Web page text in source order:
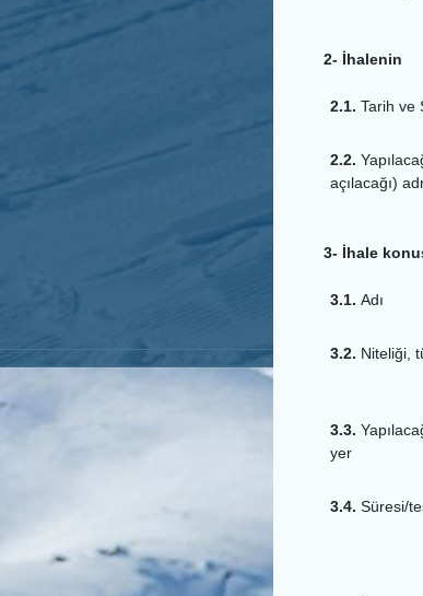
2- İhalenin
2.1. Tarih ve
2.2.
açılacağı)
3- İhale
3.1. Adı
3.2. Niteliği,
3.3.
yer
3.4. Süresi/